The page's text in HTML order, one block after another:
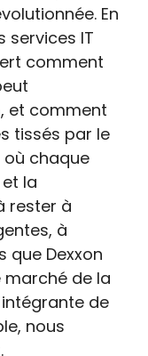
En
services IT
comment
et comment
tissés par le
chaque
la
rester à
à
que Dexxon
marché de la
de
nous